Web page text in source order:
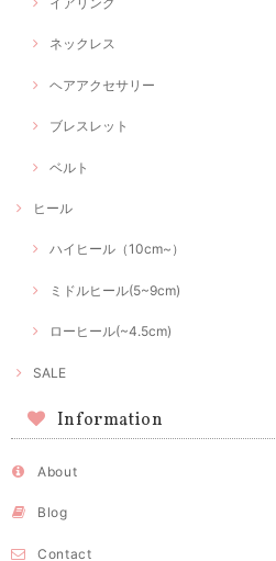
ネックレス
ヘアアクセサリー
ブレスレット
ベルト
ヒール
ハイヒール（10cm~）
ミドルヒール(5~9cm)
ローヒール(~4.5cm)
SALE
Information
About
Blog
Contact